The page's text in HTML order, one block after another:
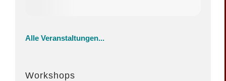
Alle Veranstaltungen...
Workshops